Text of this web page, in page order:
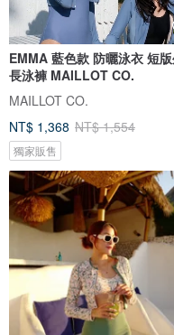
EMMA 藍色款 防曬泳衣 短
長泳褲 MAILLOT CO.
MAILLOT CO.
NT$ 1,368 NT$ 1,554
獨家販售